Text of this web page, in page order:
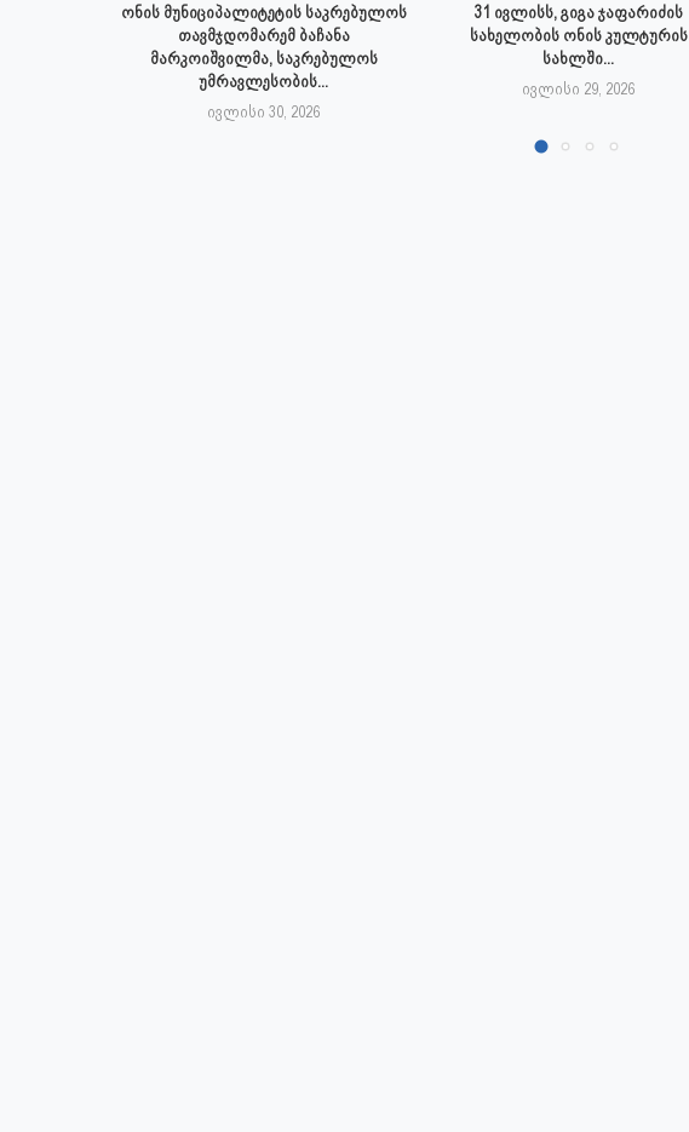
ონის მუნიციპალიტეტის საკრებულოს
თავმჯდომარემ ბაჩანა
მარკოიშვილმა, საკრებულოს
უმრავლესობის...
ივლისი 30, 2026
31 ივლისს, გიგა ჯაფარიძის
სახელობის ონის კულტურის
სახლში...
ივლისი 29, 2026